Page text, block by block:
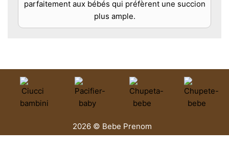
parfaitement aux bébés qui préfèrent une succion
plus ample.
2026 © Bebe Prenom